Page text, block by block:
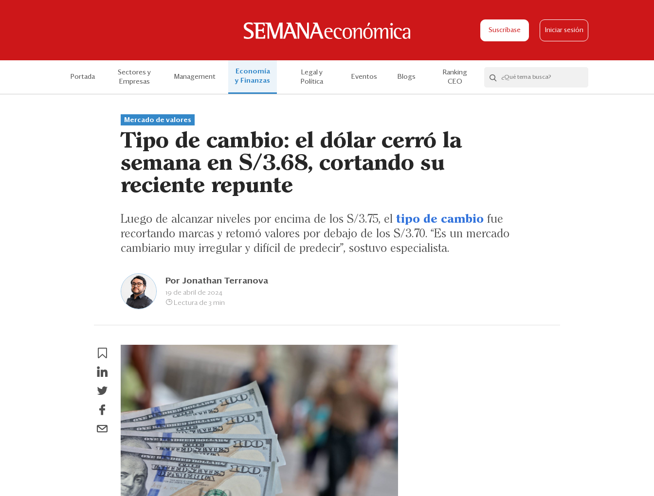
Suscríbase Iniciar sesión
Portada
Sectores y
Empresas
Management
Economía
y Finanzas
Legal y
Política
Eventos Blogs
Ranking
CEO
Mercado de valores
Tipo de cambio: el dólar cerró la
semana en S/3.68, cortando su
reciente repunte
Luego de alcanzar niveles por encima de los S/3.75, el tipo de cambio fue
recortando marcas y retomó valores por debajo de los S/3.70. “Es un mercado
cambiario muy irregular y difícil de predecir”, sostuvo especialista.
Por Jonathan Terranova
19 de abril de 2024
Lectura de 3 min